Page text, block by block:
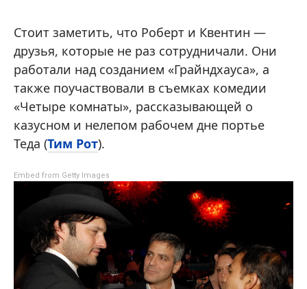
Стоит заметить, что Роберт и Квентин —
друзья, которые не раз сотрудничали. Они
работали над созданием «Грайндхауса», а
также поучаствовали в съемках комедии
«Четыре комнаты», рассказывающей о
казусном и нелепом рабочем дне портье
Теда (Тим Рот).
Embed from Getty Images